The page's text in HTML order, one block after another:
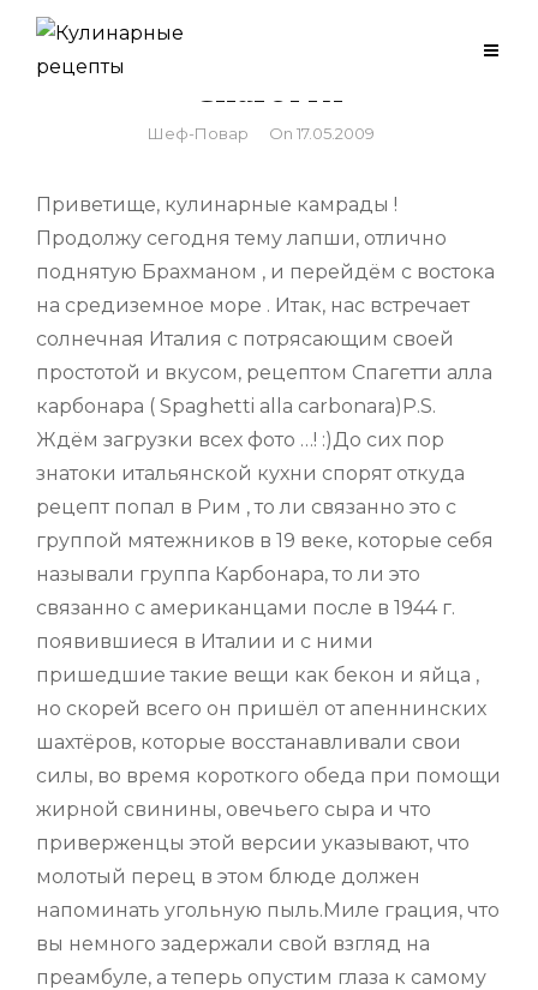
Skip
content
Спагетти
By
Шеф-Повар On 17.05.2009
Приветище, кулинарные камрады !
Продолжу сегодня тему лапши, отлично
поднятую Брахманом , и перейдём с востока
на средиземное море . Итак, нас встречает
солнечная Италия с потрясающим своей
простотой и вкусом, рецептом Спагетти алла
карбонара ( Spaghetti alla carbonara)P.S.
Ждём загрузки всех фото …! :)До сих пор
знатоки итальянской кухни спорят откуда
рецепт попал в Рим , то ли связанно это с
группой мятежников в 19 веке, которые себя
называли группа Карбонара, то ли это
связанно с американцами после в 1944 г.
появившиеся в Италии и с ними
пришедшие такие вещи как бекон и яйца ,
но скорей всего он пришёл от апеннинских
шахтёров, которые восстанавливали свои
силы, во время короткого обеда при помощи
жирной свинины, овечьего сыра и что
приверженцы этой версии указывают, что
молотый перец в этом блюде должен
напоминать угольную пыль.Миле грация, что
вы немного задержали свой взгляд на
преамбуле, а теперь опустим глаза к самому